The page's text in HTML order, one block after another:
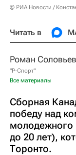
© РИА Новости /
Читать в
Роман Соловьев
"Р-Спорт"
Все материалы
Сборная
победу над
молодежного
до 20 лет),
Торонто.